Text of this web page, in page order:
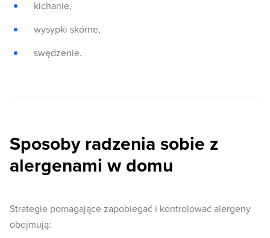
kichanie,
wysypki skórne,
swędzenie.
Sposoby radzenia sobie z
alergenami w domu
Strategie pomagające zapobiegać i kontrolować alergeny
obejmują: